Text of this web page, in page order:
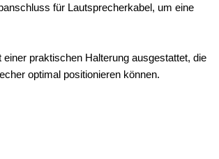
für Lautsprecherkabel, um eine
praktischen Halterung ausgestattet, die
optimal positionieren können.